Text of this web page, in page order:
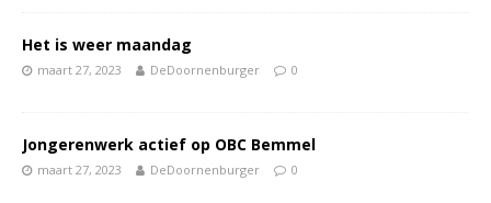
Het is weer maandag
maart 27, 2023 DeDoornenburger 0
Jongerenwerk actief op OBC Bemmel
maart 27, 2023 DeDoornenburger 0